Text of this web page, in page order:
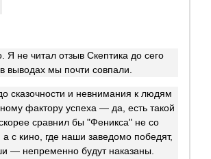
Я не читал отзыв Скептика до сего
выводах мы почти совпали.
сказочности и невнимания к людям
фактору успеха — да, есть такой
сравнил бы "Феникса" не со
а с кино, где наши заведомо победят,
— непременно будут наказаны.